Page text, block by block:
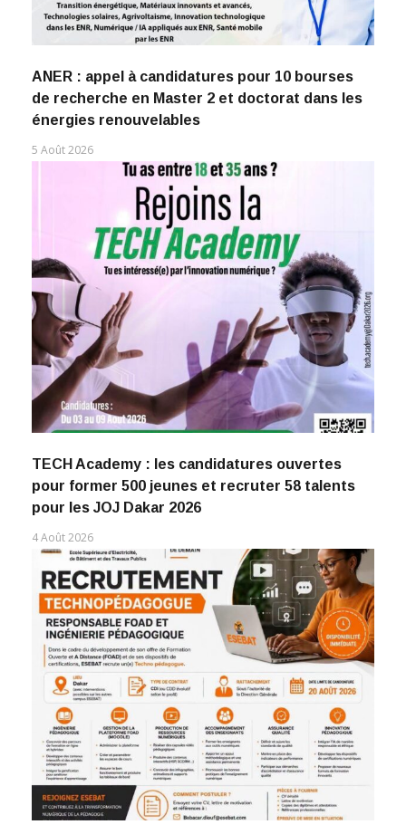
ANER : appel à candidatures pour 10 bourses
de recherche en Master 2 et doctorat dans les
énergies renouvelables
5 Août 2026
TECH Academy : les candidatures ouvertes
pour former 500 jeunes et recruter 58 talents
pour les JOJ Dakar 2026
4 Août 2026